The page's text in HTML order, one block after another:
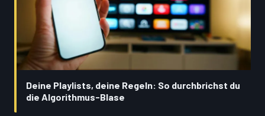
Deine Playlists, deine Regeln: So durchbrichst du
die Algorithmus-Blase